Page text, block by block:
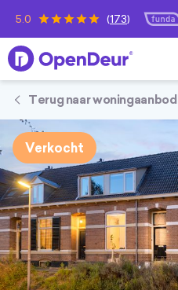
5.0 (173)
OpenDeur
Terug naar woningaanbod
Verkocht